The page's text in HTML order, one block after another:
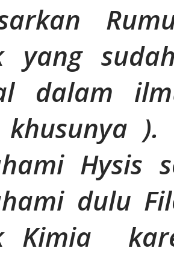
yang
dalam
khusunya
Hysis
dulu
Kimia